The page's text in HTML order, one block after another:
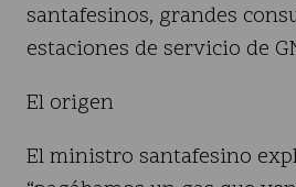
santafesinos, grandes
estaciones de servicio de
El origen
El ministro santafesino